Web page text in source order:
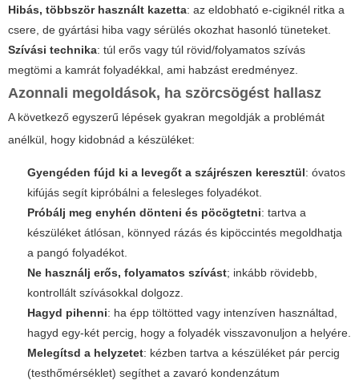
Hibás, többször használt kazetta: az eldobható e-cigiknél ritka a
csere, de gyártási hiba vagy sérülés okozhat hasonló tüneteket.
Szívási technika: túl erős vagy túl rövid/folyamatos szívás
megtömi a kamrát folyadékkal, ami habzást eredményez.
Azonnali megoldások, ha szörcsögést hallasz
A következő egyszerű lépések gyakran megoldják a problémát
anélkül, hogy kidobnád a készüléket:
Gyengéden fújd ki a levegőt a szájrészen keresztül: óvatos
kifújás segít kipróbálni a felesleges folyadékot.
Próbálj meg enyhén dönteni és pöcögtetni: tartva a
készüléket átlósan, könnyed rázás és kipöccintés megoldhatja
a pangó folyadékot.
Ne használj erős, folyamatos szívást; inkább rövidebb,
kontrollált szívásokkal dolgozz.
Hagyd pihenni: ha épp töltötted vagy intenzíven használtad,
hagyd egy-két percig, hogy a folyadék visszavonuljon a helyére.
Melegítsd a helyzetet: kézben tartva a készüléket pár percig
(testhőmérséklet) segíthet a zavaró kondenzátum